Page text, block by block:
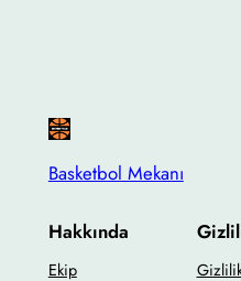
Basketbol Mekanı
Hakkında
Ekip